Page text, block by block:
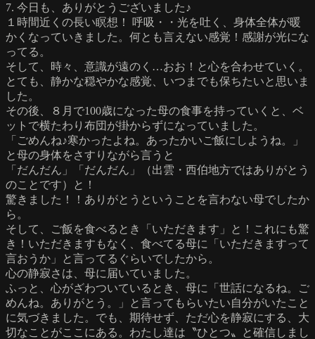
7. 今日も、ありがとうございました♪
１時間近くの長い瞑想！ 呼吸・・光を吐く、身体全体が暖
かくなっていきました。何とも言えない感覚！感謝が光にな
ってる。
そして、時々、意識が遠のく…おお！と心を合わせていく。
とても、静かな穏やかな感覚、いつまでも保ちたいと思いま
した。
その後、８月で100歳になった母の食事を持っていくと、ベ
ットで横たわり布団が掛からずになっていました。
「ごめんね♪寒かったよね。あったかいご飯にしようね。」
と母の身体をさすりながら言うと
「だんだん」「だんだん」（出雲・西伯地方ではありがとう
のことです）と！
驚きました！！ありがとうということを言わない母でしたか
ら。
そして、ご飯を食べるとき「いただきます」と！これにも驚
き！いただきますもなく、食べてる母に「いただきますって
言おうか」と言ってるぐらいでしたから。
心の静寂さは、母に届いていました。
ふっと、心がざわついているとき、母に「世話になるね。ご
めんね。ありがとう。」と言ってもらいたい自分がいたこと
に気づきました。でも、期待せず、ただ心を静寂にする、大
切なことがここにある。わたし達は〝ひとつ〟と確信しまし